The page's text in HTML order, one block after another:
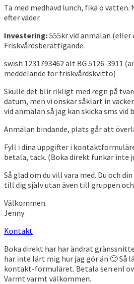
Ta med medhavd lunch, fika o
efter väder.
Investering:555kr vid anmälan (eller
Friskvårdsberättigande.
swish 1231793462 alt BG 5126-3911
meddelande för friskvårdskvitto)
Skulle det blir rikligt med regn på
datum, men vi önskar såklart in
vid anmälan så jag kan skicka sms vid
Anmälan bindande, plats går att
Fyll i dina uppgifter i
betala, tack. (Boka direkt funkar inte
Så glad om du vill vara med. Du och
till dig själv utan även till gruppen
Välkommen.
Jenny
Kontakt
Boka direkt har har ändrat
har inte lärt mig hur jag gör än 🙂 Så
kontakt-formuläret. Betala sen enl
Varmt varmt välkommen.